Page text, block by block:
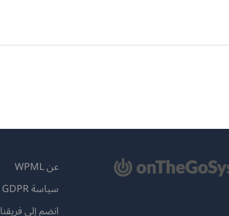
عن WPML
سياسة GDPR والخصوصية
انضم إلى فريقنا